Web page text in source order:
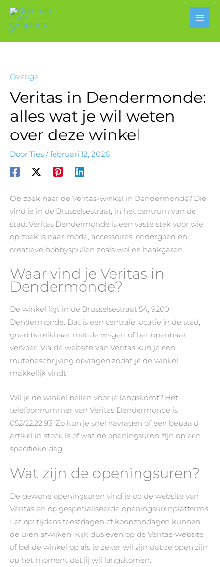
inhoud
Overige
Veritas in Dendermonde:
alles wat je wil weten
over deze winkel
Door Ties / februari 12, 2026
Op zoek naar de Veritas-winkel in Dendermonde? Die
vind je in de Brusselsestraat, in het centrum van de
stad. Veritas Dendermonde is een vaste stek voor wie
op zoek is naar mode, accessoires, ondergoed en
creatieve hobbyspullen zoals wol en haakgaren.
Waar vind je Veritas in
Dendermonde?
De winkel ligt in de Brusselsestraat 54, 9200
Dendermonde. Dat is een centrale locatie in de stad,
goed bereikbaar met de wagen of het openbaar
vervoer. Via de website van Veritas kun je een
routebeschrijving opvragen zodat je de winkel
makkelijk vindt.
Wil je de winkel bellen voor je langskomt? Het
telefoonnummer van Veritas Dendermonde is
052/22.22.93. Zo kun je snel navragen of een bepaald
artikel in stock is of wat de openingsuren zijn op een
specifieke dag.
Wat zijn de openingsuren?
De gewone openingsuren vind je op de website van
Veritas en op gespecialiseerde openingsurenplatforms.
Let op: tijdens feestdagen of koopzondagen kunnen
de uren afwijken. Kijk dus even op de Veritas-website
of bel de winkel op als je zeker wil zijn dat ze open zijn
op het moment dat jij wil langskomen.